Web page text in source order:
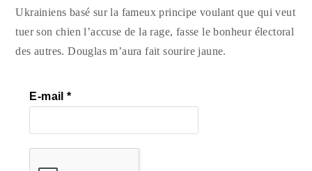
Ukrainiens basé sur la fameux principe voulant que qui veut
tuer son chien l’accuse de la rage, fasse le bonheur électoral
des autres. Douglas m’aura fait sourire jaune.
E-mail*